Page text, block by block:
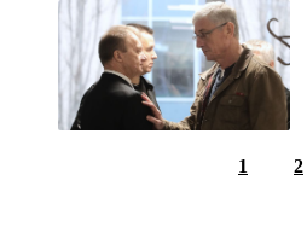
1 2